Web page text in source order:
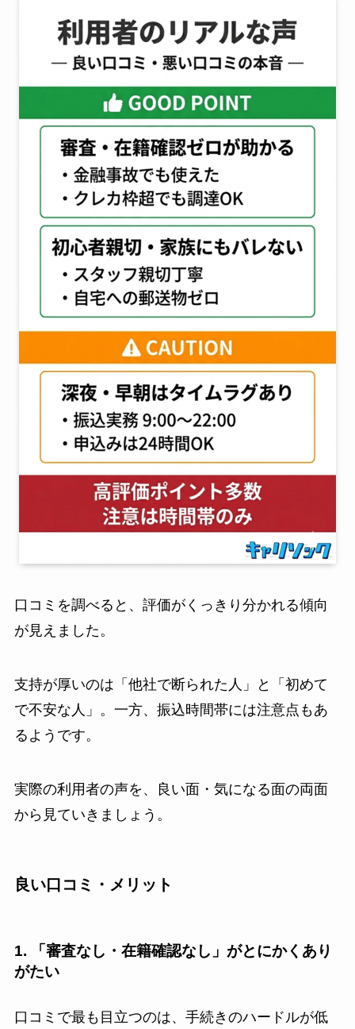
口コミを調べると、評価がくっきり分かれる傾向
が見えました。
支持が厚いのは「他社で断られた人」と「初めて
で不安な人」。一方、振込時間帯には注意点もあ
るようです。
実際の利用者の声を、良い面・気になる面の両面
から見ていきましょう。
良い口コミ・メリット
1. 「審査なし・在籍確認なし」がとにかくあり
がたい
口コミで最も目立つのは、手続きのハードルが低